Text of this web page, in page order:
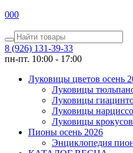
000
8 (926) 131-39-33
пн-пт. 10:00 - 17:00
Луковицы цветов осень
Луковицы
Луковицы
Луковицы
Луковицы крокусов
Пионы осень 2026
Энциклопедия